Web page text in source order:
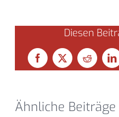
Diesen
Facebook
X Reddit
Ähnliche Beiträge